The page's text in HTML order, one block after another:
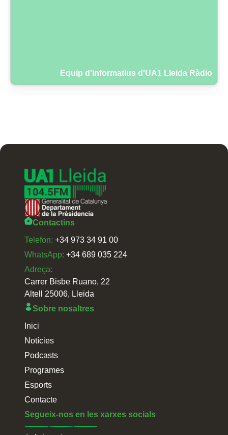
Equip d'informatius d'UA1 Lleida Ràdio
Contactins
Telefon: +34 973 34 91 00
WhatsApp: +34 689 035 224
Adreça:
Carrer Bisbe Ruano, 22
Altell 25006, Lleida
Sobre nosaltres
Inici
Notícies
Podcasts
Programes
Esports
Contacte
Segueix-nos en les xarxes socials